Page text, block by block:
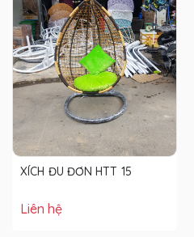
XÍCH ĐU ĐƠN HTT 15
Liên hệ